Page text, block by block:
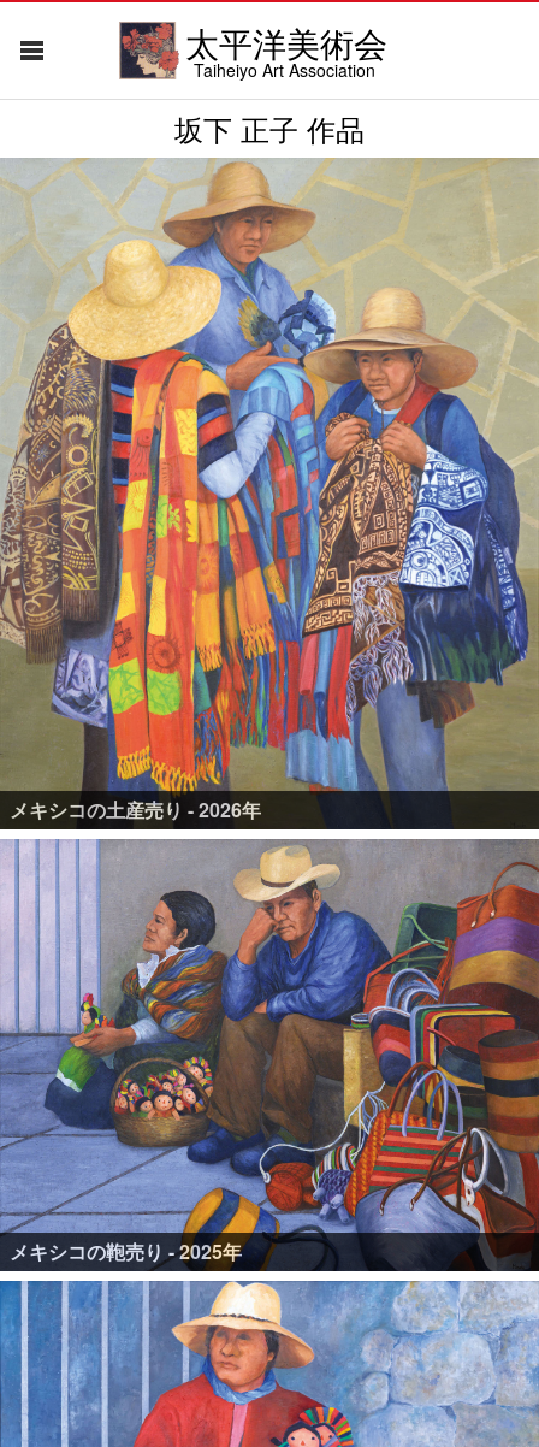
太平洋美術会
Taiheiyo Art Association
坂下 正子 作品
メキシコの土産売り - 2026年
メキシコの鞄売り - 2025年